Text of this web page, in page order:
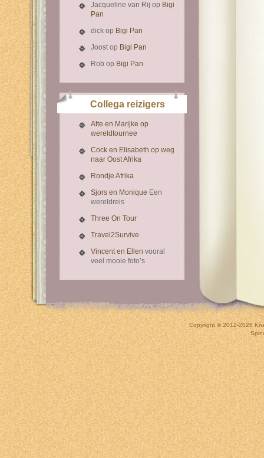
Jacqueline van Rij op Bigi
Pan
dick op Bigi Pan
Joostop Bigi Pan
Rob op Bigi Pan
Collega reizigers
Atte en Marijke op
wereldtournee
Cock en Elisabeth op weg
naar Oost Afrika
Rondje Afrika
Sjors en Monique Een
wereldreis
Three On Tour
Travel2Survive
Vincent en Ellen vooral
veel mooie foto’s
Copyright © 2012-2026